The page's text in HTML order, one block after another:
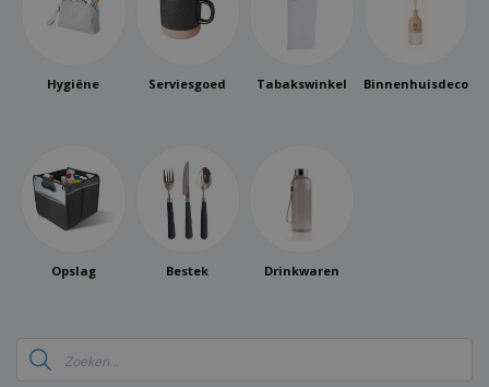
Hygiëne Serviesgoed Tabakswinkel
Opslag Bestek Drinkwaren